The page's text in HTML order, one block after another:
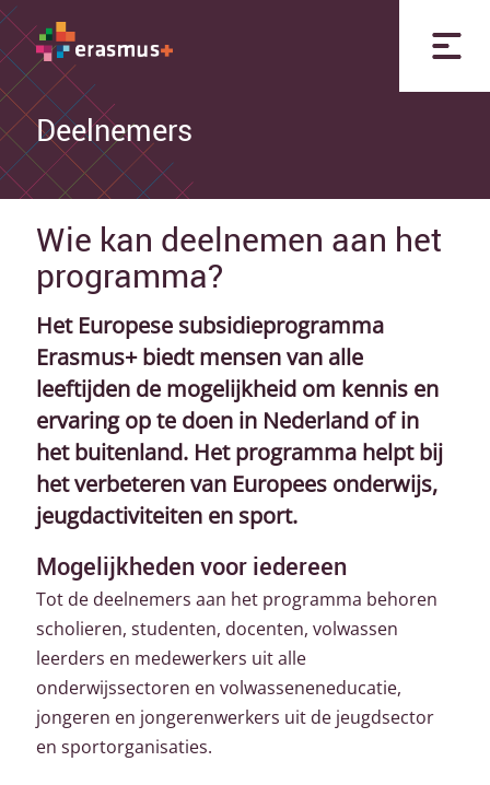
Deelnemers
Wie kan deelnemen aan het
programma?
Het Europese subsidieprogramma
Erasmus+ biedt mensen van alle
leeftijden de mogelijkheid om kennis en
ervaring op te doen in Nederland of in
het buitenland. Het programma helpt bij
het verbeteren van Europees onderwijs,
jeugdactiviteiten en sport.
Mogelijkheden voor iedereen
Tot de deelnemers aan het programma behoren
scholieren, studenten, docenten, volwassen
leerders en medewerkers uit alle
onderwijssectoren en volwasseneneducatie,
jongeren en jongerenwerkers uit de jeugdsector
en sportorganisaties.